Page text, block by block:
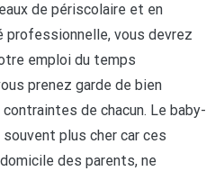
de périscolaire et en
vous devrez
emploi du temps
prenez garde de bien
de chacun. Le baby-
plus cher car ces
des parents, ne